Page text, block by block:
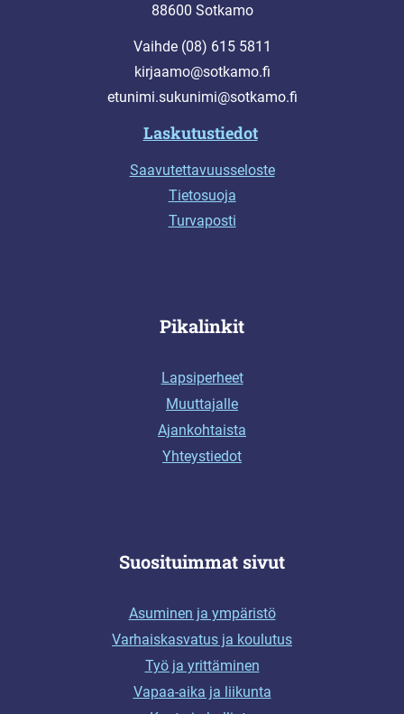
88600 Sotkamo
Vaihde (08) 615 5811
kirjaamo@sotkamo.fi
etunimi.sukunimi@sotkamo.fi
Laskutustiedot
Saavutettavuusseloste
Tietosuoja
Turvaposti
Pikalinkit
Lapsiperheet
Muuttajalle
Ajankohtaista
Yhteystiedot
Suosituimmat sivut
Asuminen ja ympäristö
Varhaiskasvatus ja koulutus
Työ ja yrittäminen
Vapaa-aika ja liikunta